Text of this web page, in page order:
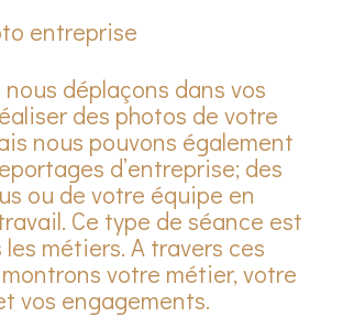
nous déplaçons dans vos
des photos de votre
nous pouvons également
d’entreprise; des
ou de votre équipe en
Ce type de séance est
métiers. A travers ces
votre métier, votre
vos engagements.